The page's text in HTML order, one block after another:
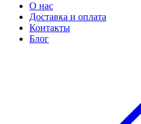
О нас
Доставка и оплата
Контакты
Блог